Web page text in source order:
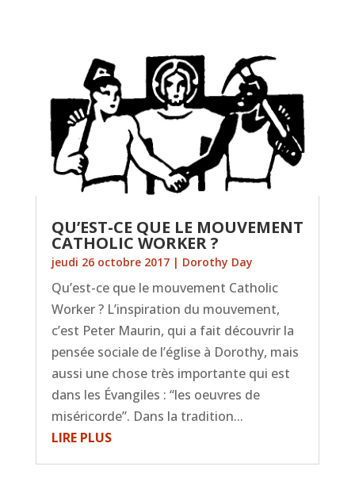
QU’EST-CE QUE LE MOUVEMENT
CATHOLIC WORKER ?
jeudi 26 octobre 2017| Dorothy Day
Qu’est-ce que le mouvement Catholic
Worker ? L’inspiration du mouvement,
c’est Peter Maurin, qui a fait découvrir la
pensée sociale de l’église à Dorothy, mais
aussi une chose très importante qui est
dans les Évangiles : “les oeuvres de
miséricorde”. Dans la tradition...
LIRE PLUS